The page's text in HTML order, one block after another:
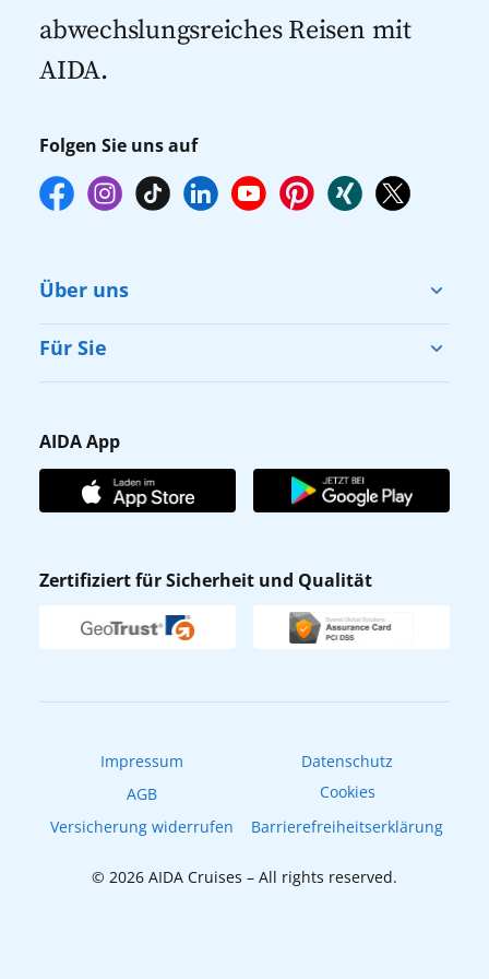
abwechslungsreiches Reisen mit
AIDA.
Folgen Sie uns auf
Über uns
Cruise & Help
Karriere
Affiliateprogramm
Verhaltens- & Ethikkodex
Newsletter
Für Sie
Gästefragebogen
AIDA Club
AIDA App
Zertifiziert für Sicherheit und Qualität
Impressum
Datenschutz
AGB
Cookies
Versicherung widerrufen
Barrierefreiheitserklärung
© 2026 AIDA Cruises – All rights reserved.